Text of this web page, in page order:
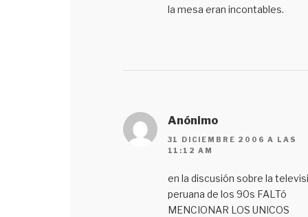
la mesa eran incontables.
Anónimo
31 DICIEMBRE 2006 A LAS
11:12 AM
en la discusión sobre la
peruana de los 90s FALTó
MENCIONAR LOS UNICOS